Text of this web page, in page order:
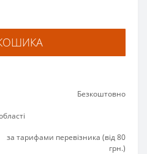
Безкоштовно
за тарифами перевізника (від 80
грн.)